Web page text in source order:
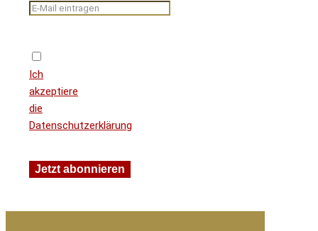
Ich
akzeptiere
die
Datenschutzerklärung